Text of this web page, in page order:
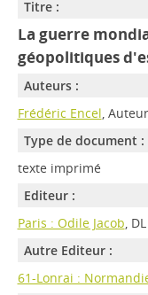
Titre :
La guerre
géopolitiques
Auteurs :
Frédéric Encel, Auteur
Type de document :
texte imprimé
Editeur :
Paris : Odile Jacob,
Autre Editeur :
61-Lonrai :